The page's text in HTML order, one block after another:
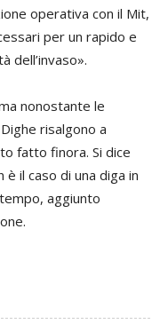
operativa con il Mit,
per un rapido e
dell’invaso».
nonostante le
risalgono a
fatto finora. Si dice
il caso di una diga in
aggiunto